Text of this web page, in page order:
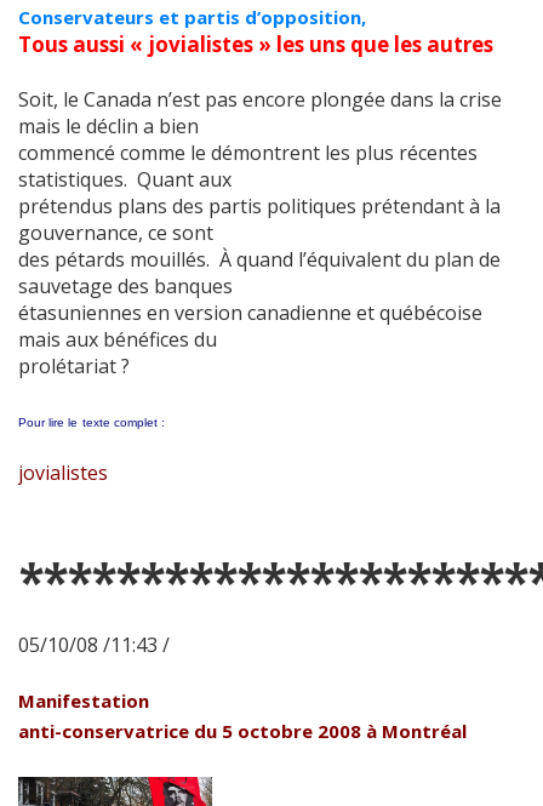
Conservateurs et partis d’opposition,
Tous aussi « jovialistes » les uns que les autres
Soit, le Canada n’est pas encore plongée dans la crise
mais le déclin a bien
commencé comme le démontrent les plus récentes
statistiques. Quant aux
prétendus plans des partis politiques prétendant à la
gouvernance, ce sont
des pétards mouillés. À quand l’équivalent du plan de
sauvetage des banques
étasuniennes en version canadienne et québécoise
mais aux bénéfices du
prolétariat ?
Pour lire le texte complet :
jovialistes
05/10/08 /11:43 /
Manifestation
anti-conservatrice du 5 octobre 2008 à Montréal